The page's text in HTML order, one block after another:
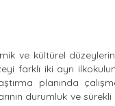
ve kültürel
farklı iki ayrı
planında
durumluk ve